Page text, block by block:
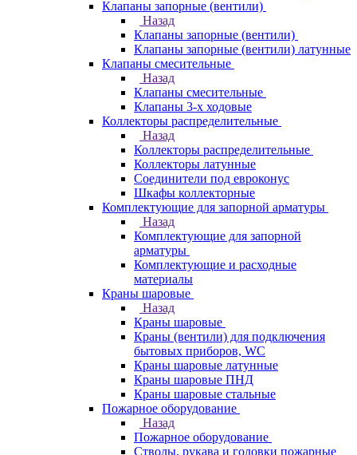
Клапаны запорные (вентили)
Назад
Клапаны запорные (вентили)
Клапаны запорные (вентили) латунные
Клапаны смесительные
Назад
Клапаны смесительные
Клапаны 3-х ходовые
Коллекторы распределительные
Назад
Коллекторы распределительные
Коллекторы латунные
Соединители под евроконус
Шкафы коллекторные
Комплектующие для запорной арматуры
Назад
Комплектующие для запорной
арматуры
Комплектующие и расходные
материалы
Краны шаровые
Назад
Краны шаровые
Краны (вентили) для подключения
бытовых приборов, WC
Краны шаровые латунные
Краны шаровые ПНД
Краны шаровые стальные
Пожарное оборудование
Назад
Пожарное оборудование
Стволы, рукава и головки пожарные